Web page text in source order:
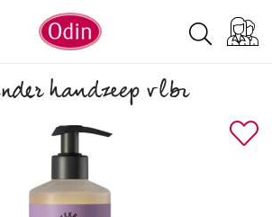
handzeep vlbr